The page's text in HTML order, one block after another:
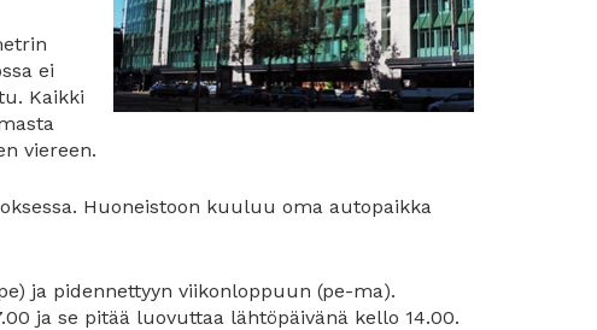
ei
Kaikki
viereen.
Huoneistoon kuuluu oma autopaikka
ja pidennettyyn viikonloppuun (pe-ma).
ja se pitää luovuttaa lähtöpäivänä kello 14.00.